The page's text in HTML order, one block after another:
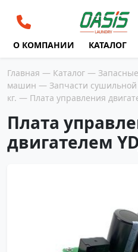
О КОМПАНИИ КАТАЛОГ
Главная — Каталог —
машин — Запчасти
кг. — Плата управления
Плата
двигателем